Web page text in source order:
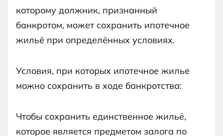
которому должник, признанный
банкротом, может сохранить ипотечное
жильё при определённых условиях.
Условия, при которых ипотечное жилье
можно сохранить в ходе банкротства:
Чтобы сохранить единственное жильё,
которое является предметом залога по